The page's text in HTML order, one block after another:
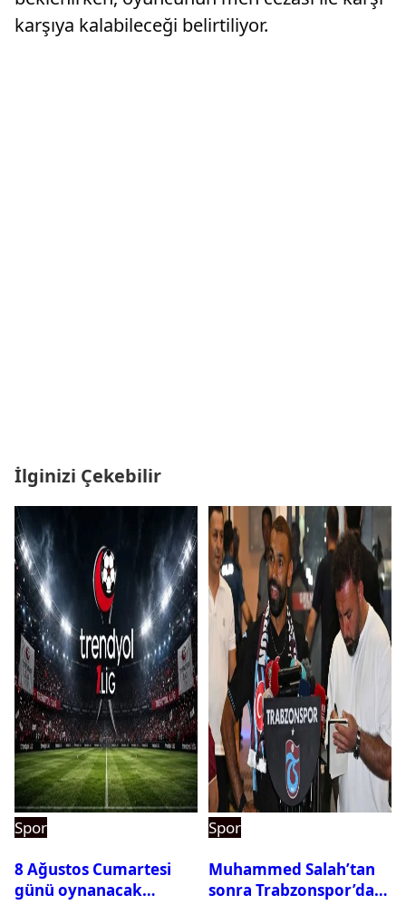
karşıya kalabileceği belirtiliyor.
İlginizi Çekebilir
Spor
8 Ağustos Cumartesi
günü oynanacak
Spor
Muhammed Salah’tan
sonra Trabzonspor’dan